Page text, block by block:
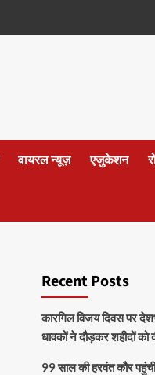
वायरल न्यूज़ एजुकेशन
Recent Posts
कारगिल विजय दिवस पर
धावकों ने दौड़कर शहीदों को
99 साल की हरवंत कौर